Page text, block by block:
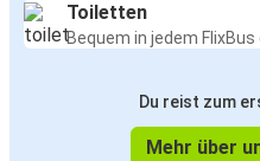
Toiletten
Bequem in jedem
Du reist zum
Mehr über